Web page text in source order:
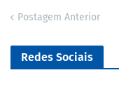
Postagem Anterior
Redes Sociais